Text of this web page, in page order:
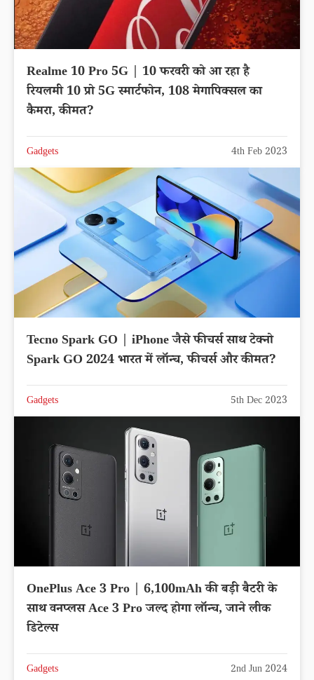
Realme 10 Pro 5G | 10 फरवरी को आ रहा है
रियलमी 10 प्रो 5G स्मार्टफोन, 108 मेगापिक्सल का
कैमरा, कीमत?
Gadgets 4th Feb 2023
Tecno Spark GO | iPhone जैसे फीचर्स साथ टेक्नो
Spark GO 2024 भारत में लॉन्च, फीचर्स और कीमत?
Gadgets 5th Dec 2023
OnePlus Ace 3 Pro | 6,100mAh की बड़ी बैटरी के
साथ वनप्लस Ace 3 Pro जल्द होगा लॉन्च, जाने लीक
डिटेल्स
Gadgets 2nd Jun 2024